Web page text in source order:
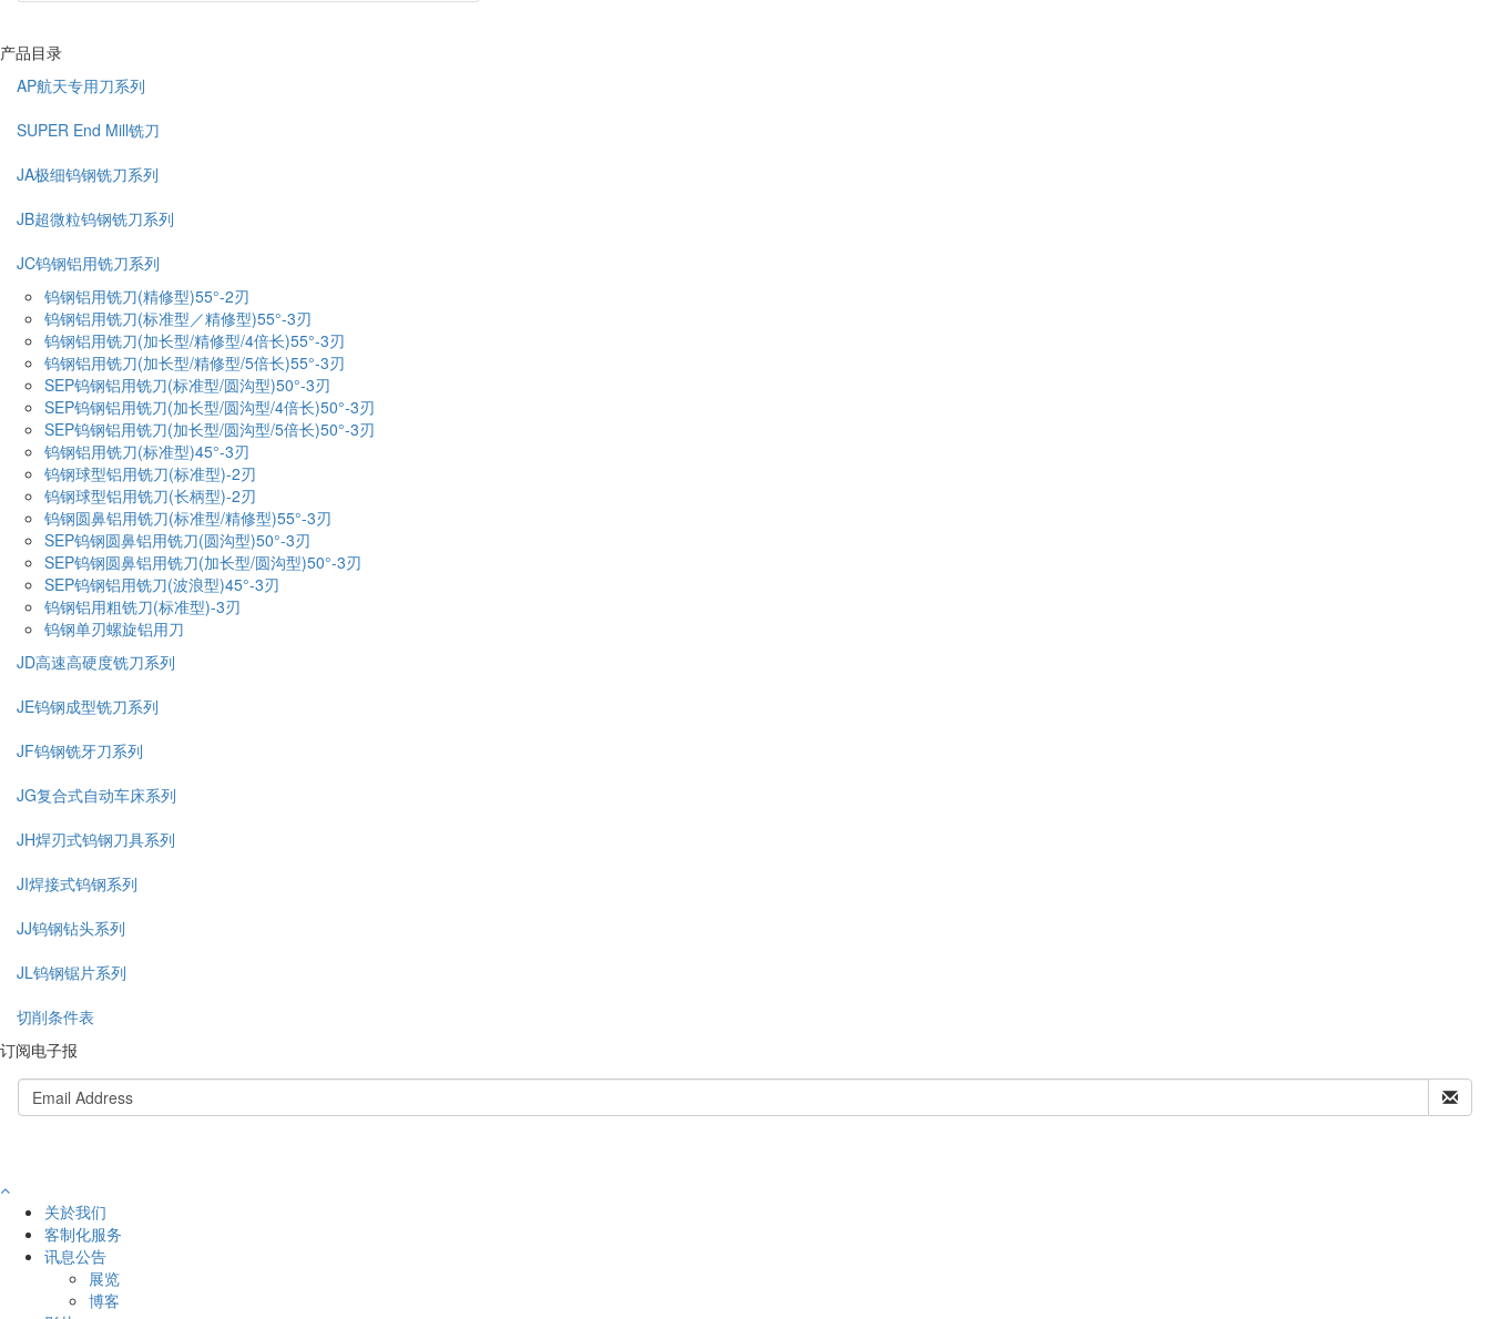
产品目录
AP航天专用刀系列
SUPER End Mill铣刀
JA极细钨钢铣刀系列
JB超微粒钨钢铣刀系列
JC钨钢铝用铣刀系列
钨钢铝用铣刀(精修型)55°-2刃
钨钢铝用铣刀(标准型／精修型)55°-3刃
钨钢铝用铣刀(加长型/精修型/4倍长)55°-3刃
钨钢铝用铣刀(加长型/精修型/5倍长)55°-3刃
SEP钨钢铝用铣刀(标准型/圆沟型)50°-3刃
SEP钨钢铝用铣刀(加长型/圆沟型/4倍长)50°-3刃
SEP钨钢铝用铣刀(加长型/圆沟型/5倍长)50°-3刃
钨钢铝用铣刀(标准型)45°-3刃
钨钢球型铝用铣刀(标准型)-2刃
钨钢球型铝用铣刀(长柄型)-2刃
钨钢圆鼻铝用铣刀(标准型/精修型)55°-3刃
SEP钨钢圆鼻铝用铣刀(圆沟型)50°-3刃
SEP钨钢圆鼻铝用铣刀(加长型/圆沟型)50°-3刃
SEP钨钢铝用铣刀(波浪型)45°-3刃
钨钢铝用粗铣刀(标准型)-3刃
钨钢单刃螺旋铝用刀
JD高速高硬度铣刀系列
JE钨钢成型铣刀系列
JF钨钢铣牙刀系列
JG复合式自动车床系列
JH焊刃式钨钢刀具系列
JI焊接式钨钢系列
JJ钨钢钻头系列
JL钨钢锯片系列
切削条件表
订阅电子报
关於我们
客制化服务
讯息公告
展览
博客